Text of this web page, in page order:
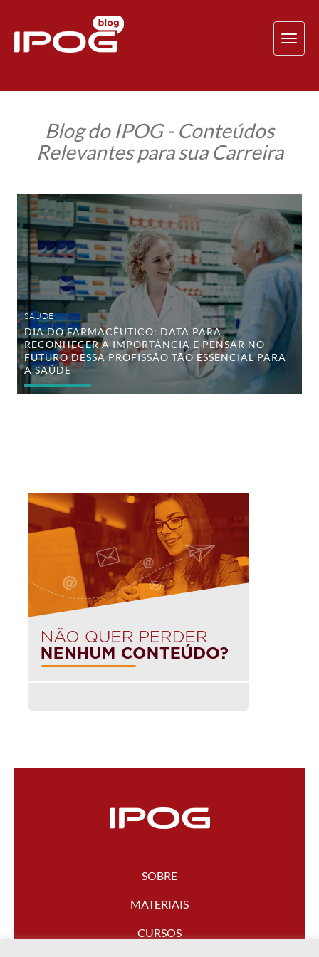
Blog do IPOG - Conteúdos
Relevantes para sua Carreira
Dia
Farmacêutico:
data
para
reconhecer
a
importância
e
pensar
no
futuro
dessa
profissão
tão
essencial
para
saúde
SAÚDE
DIA DO FARMACÊUTICO: DATA PARA
RECONHECER A IMPORTÂNCIA E PENSAR NO
FUTURO DESSA PROFISSÃO TÃO ESSENCIAL PARA
A SAÚDE
SOBRE
MATERIAIS
CURSOS